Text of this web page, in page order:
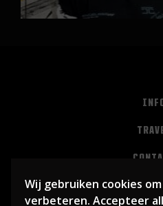
Wij gebruiken cookies
verbeteren. Accepteer